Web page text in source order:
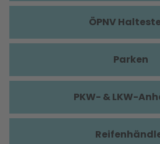
ÖPNV
Parken
PKW- & LKW-